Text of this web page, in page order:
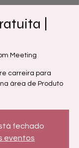
|
Meeting
carreira para
área de Produto
fechado
eventos